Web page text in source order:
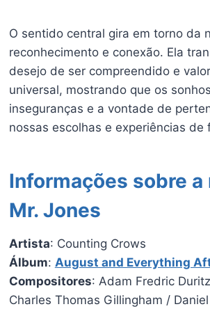
O sentido central gira em torno da
reconhecimento e conexão. Ela
desejo de ser compreendido e
universal, mostrando que os
inseguranças e a vontade de
nossas escolhas e experiências de
Informações sobre a
Mr. Jones
Artista: Counting Crows
Álbum: August and Everything
Compositores: Adam Fredric
Charles Thomas Gillingham /